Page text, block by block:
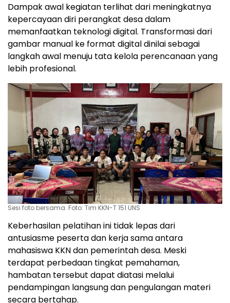
Dampak awal kegiatan terlihat dari meningkatnya
kepercayaan diri perangkat desa dalam
memanfaatkan teknologi digital. Transformasi dari
gambar manual ke format digital dinilai sebagai
langkah awal menuju tata kelola perencanaan yang
lebih profesional.
Sesi foto bersama. Foto: Tim KKN-T 151 UNS
Keberhasilan pelatihan ini tidak lepas dari
antusiasme peserta dan kerja sama antara
mahasiswa KKN dan pemerintah desa. Meski
terdapat perbedaan tingkat pemahaman,
hambatan tersebut dapat diatasi melalui
pendampingan langsung dan pengulangan materi
secara bertahap.